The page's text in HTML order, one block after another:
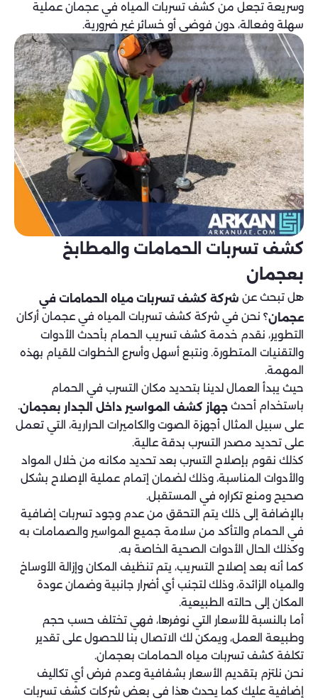
وسريعة تجعل من كشف تسربات المياه في عجمان عملية
سهلة وفعالة، دون فوضى أو خسائر غير ضرورية.
كشف تسربات الحمامات والمطابخ
بعجمان
هل تبحث عن شركة كشف تسربات مياه الحمامات في
عجمان؟ نحن في شركة كشف تسربات المياه في عجمان أركان
التطوير، نقدم خدمة كشف تسريب الحمام بأحدث الأدوات
والتقنيات المتطورة. ونتبع أسهل وأسرع الخطوات للقيام بهذه
المهمة.
حيث يبدأ العمال لدينا بتحديد مكان التسرب في الحمام
باستخدام أحدث جهاز كشف المواسير داخل الجدار بعجمان.
على سبيل المثال أجهزة الصوت والكاميرات الحرارية، التي تعمل
على تحديد مصدر التسرب بدقة عالية.
كذلك نقوم بإصلاح التسرب بعد تحديد مكانه من خلال المواد
والأدوات المناسبة، وذلك لضمان إتمام عملية الإصلاح بشكل
صحيح ومنع تكراره في المستقبل.
بالإضافة إلى ذلك يتم التحقق من عدم وجود تسربات إضافية
في الحمام والتأكد من سلامة جميع المواسير والصمامات به
وكذلك الحال الأدوات الصحية الخاصة به.
كما أنه بعد إصلاح التسريب، يتم تنظيف المكان وإزالة الأوساخ
والمياه الزائدة، وذلك لتجنب أي أضرار جانبية وضمان عودة
المكان إلى حالته الطبيعية.
أما بالنسبة للأسعار التي نوفرها، فهي تختلف حسب حجم
وطبيعة العمل، ويمكن لك الاتصال بنا للحصول على تقدير
تكلفة كشف تسربات مياه الحمامات بعجمان.
نحن نلتزم بتقديم الأسعار بشفافية وعدم فرض أي تكاليف
إضافية عليك كما يحدث هذا في بعض شركات كشف تسربات